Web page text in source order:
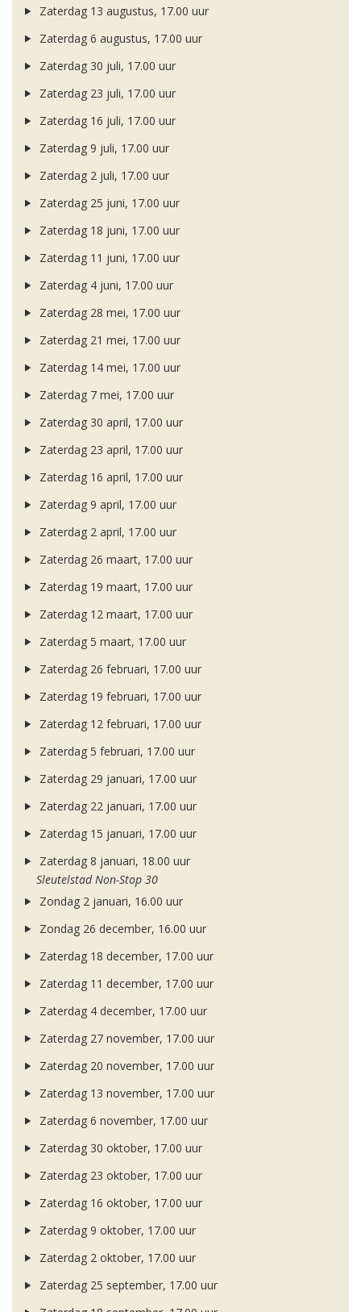
Zaterdag 13 augustus, 17.00 uur
Zaterdag 6 augustus, 17.00 uur
Zaterdag 30 juli, 17.00 uur
Zaterdag 23 juli, 17.00 uur
Zaterdag 16 juli, 17.00 uur
Zaterdag 9 juli, 17.00 uur
Zaterdag 2 juli, 17.00 uur
Zaterdag 25 juni, 17.00 uur
Zaterdag 18 juni, 17.00 uur
Zaterdag 11 juni, 17.00 uur
Zaterdag 4 juni, 17.00 uur
Zaterdag 28 mei, 17.00 uur
Zaterdag 21 mei, 17.00 uur
Zaterdag 14 mei, 17.00 uur
Zaterdag 7 mei, 17.00 uur
Zaterdag 30 april, 17.00 uur
Zaterdag 23 april, 17.00 uur
Zaterdag 16 april, 17.00 uur
Zaterdag 9 april, 17.00 uur
Zaterdag 2 april, 17.00 uur
Zaterdag 26 maart, 17.00 uur
Zaterdag 19 maart, 17.00 uur
Zaterdag 12 maart, 17.00 uur
Zaterdag 5 maart, 17.00 uur
Zaterdag 26 februari, 17.00 uur
Zaterdag 19 februari, 17.00 uur
Zaterdag 12 februari, 17.00 uur
Zaterdag 5 februari, 17.00 uur
Zaterdag 29 januari, 17.00 uur
Zaterdag 22 januari, 17.00 uur
Zaterdag 15 januari, 17.00 uur
Zaterdag 8 januari, 18.00 uur
Sleutelstad Non-Stop 30
Zondag 2 januari, 16.00 uur
Zondag 26 december, 16.00 uur
Zaterdag 18 december, 17.00 uur
Zaterdag 11 december, 17.00 uur
Zaterdag 4 december, 17.00 uur
Zaterdag 27 november, 17.00 uur
Zaterdag 20 november, 17.00 uur
Zaterdag 13 november, 17.00 uur
Zaterdag 6 november, 17.00 uur
Zaterdag 30 oktober, 17.00 uur
Zaterdag 23 oktober, 17.00 uur
Zaterdag 16 oktober, 17.00 uur
Zaterdag 9 oktober, 17.00 uur
Zaterdag 2 oktober, 17.00 uur
Zaterdag 25 september, 17.00 uur